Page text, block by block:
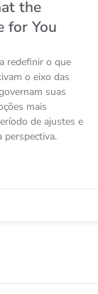
the
for You
redefinir o que
o eixo das
suas
mais
de ajustes e
perspectiva.